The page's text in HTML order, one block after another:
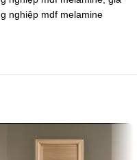
nghiệp mdf melamine